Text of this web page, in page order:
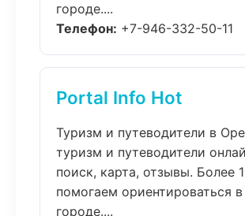
городе....
Телефон: +7-946-332-50-11
Portal Info Hot
Туризм и путеводители в
туризм и путеводители
поиск, карта, отзывы. Более
помогаем ориентироваться в
городе....